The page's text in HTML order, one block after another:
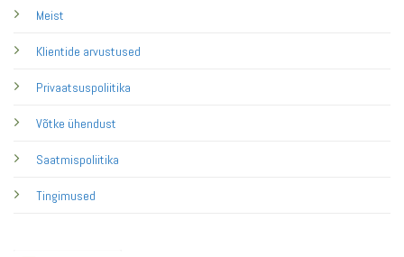
Meist
Klientide arvustused
Privaatsuspoliitika
Võtke ühendust
Saatmispoliitika
Tingimused